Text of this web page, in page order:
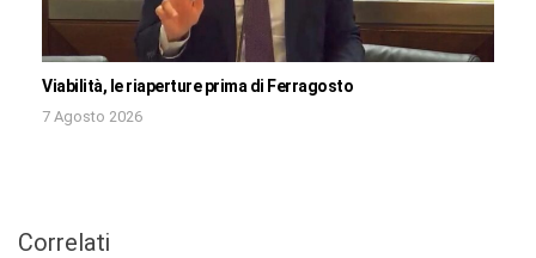
Viabilità, le riaperture prima di Ferragosto
7 Agosto 2026
Correlati